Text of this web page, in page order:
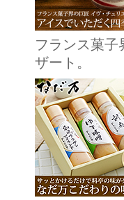
フランス菓
ザート。